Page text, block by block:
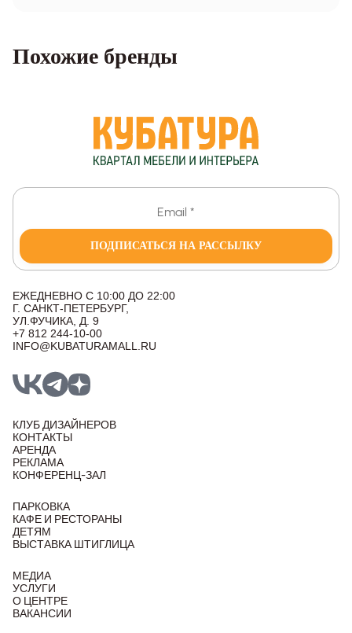
Похожие бренды
ПОДПИСАТЬСЯ НА РАССЫЛКУ
ЕЖЕДНЕВНО С 10:00 ДО 22:00
Г. САНКТ-ПЕТЕРБУРГ,
УЛ.ФУЧИКА, Д. 9
+7 812 244-10-00
INFO@KUBATURAMALL.RU
КЛУБ ДИЗАЙНЕРОВ
КОНТАКТЫ
АРЕНДА
РЕКЛАМА
КОНФЕРЕНЦ-ЗАЛ
ПАРКОВКА
КАФЕ И РЕСТОРАНЫ
ДЕТЯМ
ВЫСТАВКА ШТИГЛИЦА
МЕДИА
УСЛУГИ
О ЦЕНТРЕ
ВАКАНСИИ